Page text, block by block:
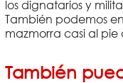
los dignatarios y
También podemos
mazmorra casi al pie
También